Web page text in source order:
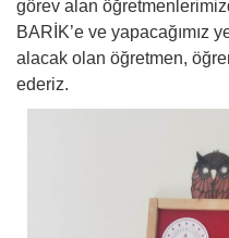
görev alan
BARİK’e ve yapacağımız
alacak olan öğretmen,
ederiz.